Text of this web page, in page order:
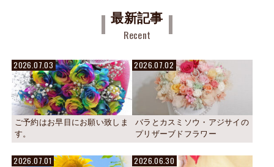
最新記事
Recent
2026.07.03
ご予約はお早目にお願い致しま
す。
2026.07.02
バラとカスミソウ・アジサイの
プリザーブドフラワー
2026.07.01 2026.06.30